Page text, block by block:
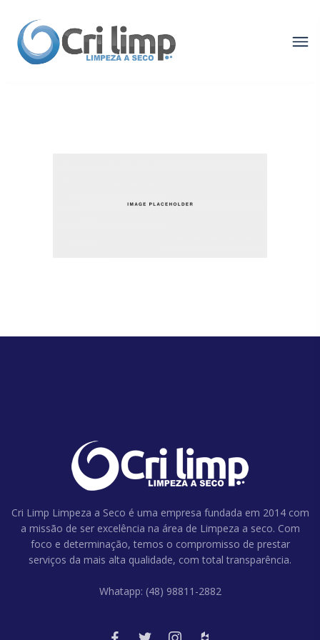
Cri Limp Limpeza a Seco é uma empresa fundada em 2014 com
a missão de ser excelência na área de Limpeza a seco. Com
foco e determinação, temos o compromisso de prestar
serviços da mais alta qualidade, com total transparência.
Whatapp: (48) 98811-2882